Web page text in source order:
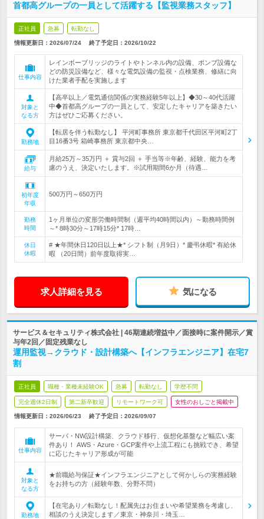
首都高グループの一員として活躍する【監視業務スタッフ】
正社員 急募 転勤なし
情報更新日：2026/07/24 終了予定日： 2026/10/22
仕事内容
レインボーブリッジのライトやトンネル内の設備、ポンプ設備な
どの防災設備など、様々な電気設備の監視・点検業務、修繕に向
けた業者手配を実施します
対象と
なる方
【高卒以上／電気通信関係の実務経験5年以上】◆30～40代活躍
中◆首都高グループの一員として、安定したキャリアを築きたい
方はぜひご応募ください。
勤務地
【転居を伴う転勤なし】 平河町事務所 東京都千代田区平河町2丁
目16番3号 箱崎事務所 東京都中央…
給与
月給25万～35万円 ＋ 賞与2回 ＋ 手当等※年齢、経験、能力を考
慮のうえ、決定いたします。※試用期間6か月（待遇…
初年度
年収
500万円～650万円
勤務
時間
1ヶ月単位の変形労働時間制（週平均40時間以内）～勤務時間例
～* 8時30分～17時15分* 17時…
休日
休暇
# ★年間休日120日以上★* シフト制（月9日）* 慶弔休暇* 有給休
暇 （20日間）前年度取得実…
求人詳細を見る 気になる
サービス＆セキュリティ株式会社 | 46期連続増益中／面接時に案件開示／賞
与年2回／固定残業なし
運用監視→クラウド・設計構築へ【インフラエンジニア】在宅7
割
正社員 職種・業種未経験OK 急募 転勤なし 学歴不問
完全週休2日制 第二新卒歓迎 リモートワーク可 女性のおしごと掲載中
情報更新日：2026/06/23 終了予定日： 2026/09/07
仕事内容
サーバ・NW設計構築、クラウド移行、仮想化基盤など幅広い案
件あり！ AWS・Azure・GCP案件や上流工程にも挑戦でき、希望
に応じたキャリア形成が可能
対象と
なる方
★前職給与保証★インフラエンジニアとして何かしらの実務経験
をお持ちの方（経験年数、分野不問）
勤務地
【在宅あり／転勤なし！配属先はお住まいや希望業務を考慮し、
相談のうえ決定します／東京・神奈川・埼玉…